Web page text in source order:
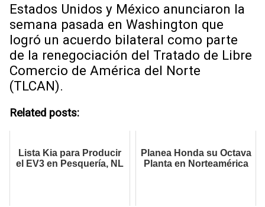
Estados Unidos y México anunciaron la
semana pasada en Washington que
logró un acuerdo bilateral como parte
de la renegociación del Tratado de Libre
Comercio de América del Norte
(TLCAN).
Related posts:
Lista Kia para Producir
el EV3 en Pesquería, NL
Planea Honda su Octava
Planta en Norteamérica